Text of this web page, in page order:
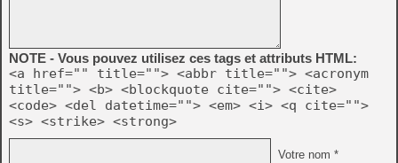
NOTE - Vous pouvez utilisez ces tags et attributs HTML:
<a href="" title=""> <abbr title=""> <acronym
title=""> <b> <blockquote cite=""> <cite>
<code> <del datetime=""> <em> <i> <q cite="">
<s> <strike> <strong>
Votre nom *